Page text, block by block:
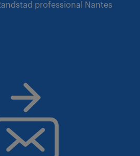
professional Nantes